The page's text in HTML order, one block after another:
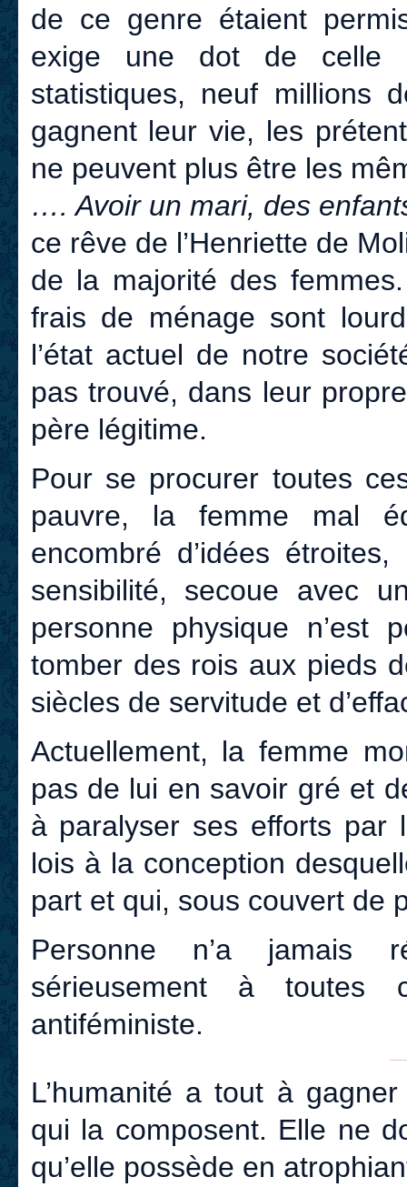
de ce genre étaient
exige une dot de celle
statistiques, neuf millions
gagnent leur vie, les
ne peuvent plus être les
…. Avoir un mari, des
ce rêve de l’Henriette de
de la majorité des
frais de ménage sont
l’état actuel de notre
pas trouvé, dans leur
père légitime.
Pour se procurer toutes
pauvre, la femme mal
encombré d’idées
sensibilité, secoue avec
personne physique
tomber des rois aux pieds
siècles de servitude et
Actuellement, la femme
pas de lui en savoir gré et
à paralyser ses efforts par
lois à la conception
part et qui, sous couvert de
Personne n’a jamais
sérieusement à toutes
antiféministe.
L’humanité a tout à
qui la composent. Elle ne
qu’elle possède en